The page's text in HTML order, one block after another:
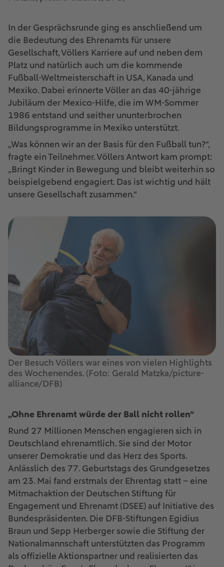
In der Gesprächsrunde ging es anschließend um
die Bedeutung des Ehrenamts für unsere
Gesellschaft, Völlers Karriere auf und neben dem
Platz und natürlich auch um die kommende
Fußball-Weltmeisterschaft in USA, Kanada und
Mexiko. Dabei erinnerte Völler an das 40-jährige
Jubiläum der Mexico-Hilfe, die im WM-Sommer
1986 entstand und seither ununterbrochen
Bildungsprogramme in Mexiko unterstützt.
„Was können wir an der Basis für den Fußball tun?“,
fragte ein Teilnehmer. Völlers Antwort kam prompt:
„Bringt Kinder in Bewegung und bleibt weiterhin so
beispielgebend engagiert. Das ist wichtig und hält
unsere Gesellschaft zusammen.“
Der Besuch Völlers war eines von vielen Highlights
des Wochenendes. (Foto: Gerald Matzka/picture-
alliance/DFB)
„Ohne Ehrenamt würde der Ball nicht rollen“
Rund 27 Millionen Menschen engagieren sich in
Deutschland ehrenamtlich. Sie sind der Motor
unserer Demokratie und das Herz des Sports.
Anlässlich des 77. Geburtstags des Grundgesetzes
am 23. Mai fand erstmals der Ehrentag statt – eine
Mitmachaktion der Deutschen Stiftung für
Engagement und Ehrenamt (DSEE) auf Initiative des
Bundespräsidenten. Die DFB-Stiftungen Egidius
Braun und Sepp Herberger sowie die Stiftung der
Nationalmannschaft unterstützten das Programm
als offizielle Aktionspartner und realisierten das